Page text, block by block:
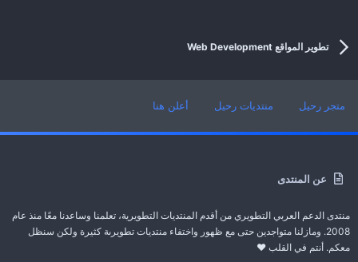
بُدأت بواسطة hanafihangaتطوير المواقع Web Development
عن المنتدى
منتدى الدعم العربي التطويري من أقدم المنتديات التطويرية، تعلمنا وساعدنا معًا منذ عام
2008. ومازلنا متواجدين حتى مع ظهور واختفاء منتديات تطويرىة كثيرة ولكن سنظل
معكم. أنتم في القلب ❤️
متجر رحيل منتديات رحيل أعلن هنا